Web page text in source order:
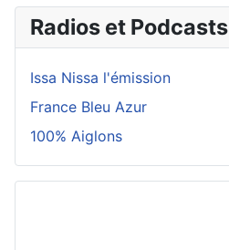
Radios et Podcasts
Issa Nissa l'émission
France Bleu Azur
100% Aiglons